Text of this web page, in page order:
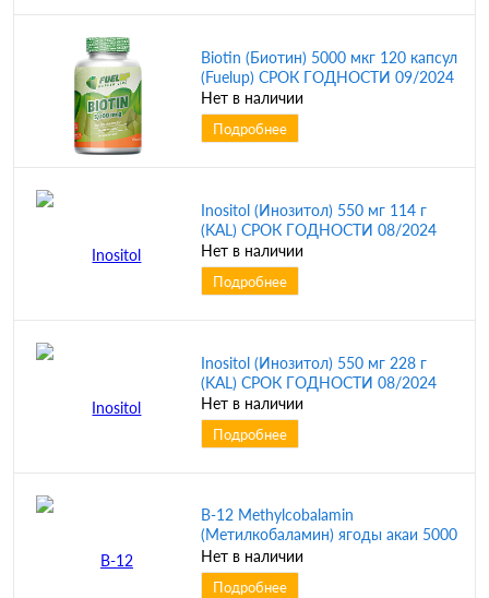
Biotin (Биотин) 5000 мкг 120 капсул
(Fuelup) СРОК ГОДНОСТИ 09/2024
Нет в наличии
Подробнее
Inositol (Инозитол) 550 мг 114 г
(KAL) СРОК ГОДНОСТИ 08/2024
Нет в наличии
Подробнее
Inositol (Инозитол) 550 мг 228 г
(KAL) СРОК ГОДНОСТИ 08/2024
Нет в наличии
Подробнее
B-12 Methylcobalamin
(Метилкобаламин) ягоды акаи 5000
мкг 60 пастилок (KAL)
Нет в наличии
Подробнее